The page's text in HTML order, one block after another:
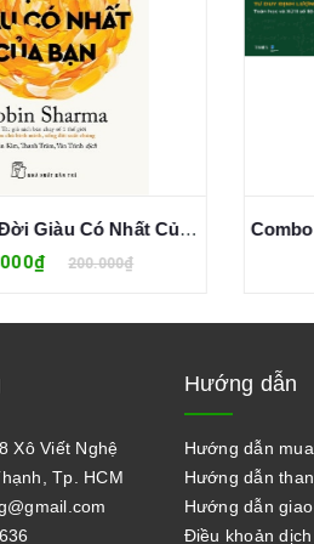
Sống Cuộc Đời Giàu Có Nhất Của Bạn
200.000₫
Xô Viết Nghệ
Tp. HCM
Hướng dẫn
Hướng dẫn
Hướng dẫn
Hướng dẫn
Điều khoản dịch